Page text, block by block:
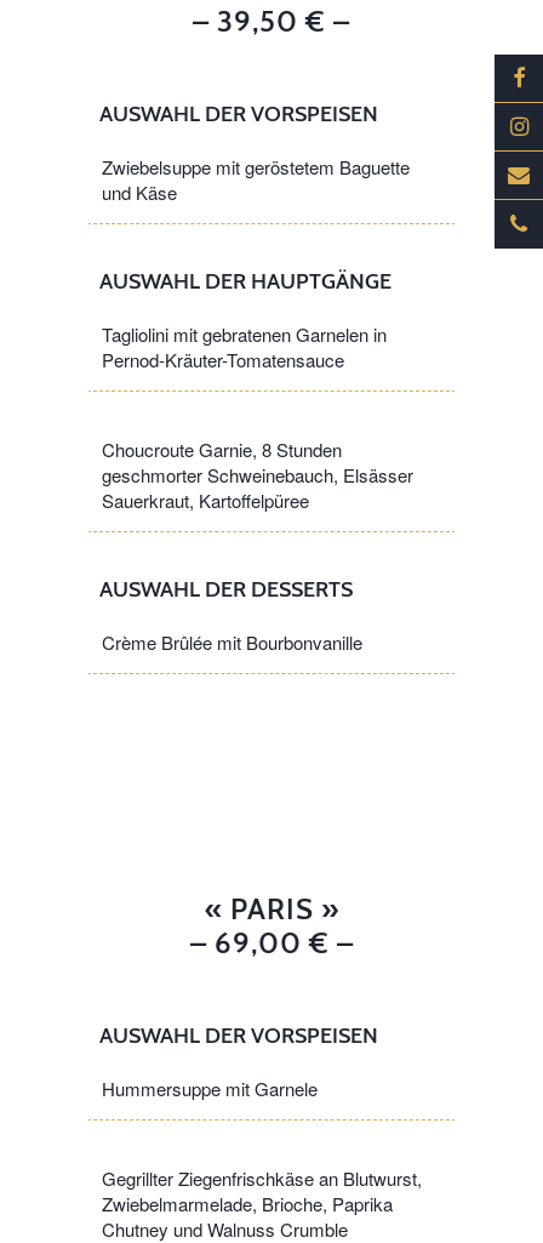
– 39,50 € –
AUSWAHL DER VORSPEISEN
Zwiebelsuppe mit geröstetem Baguette
und Käse
AUSWAHL DER HAUPTGÄNGE
Tagliolini mit gebratenen Garnelen in
Pernod-Kräuter-Tomatensauce
Choucroute Garnie, 8 Stunden
geschmorter Schweinebauch, Elsässer
Sauerkraut, Kartoffelpüree
AUSWAHL DER DESSERTS
Crème Brûlée mit Bourbonvanille
« PARIS »
– 69,00 € –
AUSWAHL DER VORSPEISEN
Hummersuppe mit Garnele
Gegrillter Ziegenfrischkäse an Blutwurst,
Zwiebelmarmelade, Brioche, Paprika
Chutney und Walnuss Crumble